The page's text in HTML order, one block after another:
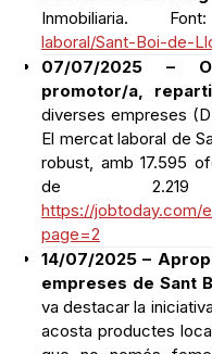
Inmobiliaria.
laboral/Sant-Boi-de-
07/07/2025 –
promotor/a,
diverses empreses
El mercat laboral de
robust, amb 17.595
de
https://jobtoday.com/
page=2
14/07/2025 –
empreses de Sant
va destacar la
acosta productes